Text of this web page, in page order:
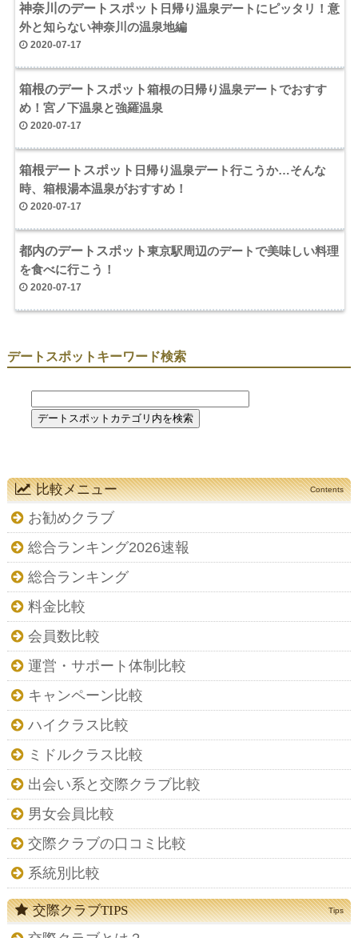
神奈川のデートスポット 日帰り温泉デートにピッタリ！意
外と知らない神奈川の温泉地編
2020-07-17
箱根のデートスポット箱根の日帰り温泉デートでおすす
め！宮ノ下温泉と強羅温泉
2020-07-17
箱根デートスポット 日帰り温泉デート行こうか…そんな
時、箱根湯本温泉がおすすめ！
2020-07-17
都内のデートスポット東京駅周辺のデートで美味しい料理
を食べに行こう！
2020-07-17
デートスポットキーワード検索
比較メニュー Contents
お勧めクラブ
総合ランキング2026速報
総合ランキング
料金比較
会員数比較
運営・サポート体制比較
キャンペーン比較
ハイクラス比較
ミドルクラス比較
出会い系と交際クラブ比較
男女会員比較
交際クラブの口コミ比較
系統別比較
交際クラブTIPS Tips